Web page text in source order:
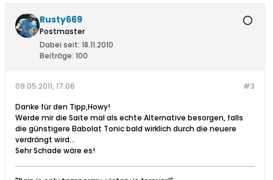
Rusty669
Postmaster
Dabei seit: 18.11.2010
Beiträge: 100
#3
09.05.2011, 17:06
Danke für den Tipp,Howy!
Werde mir die Saite mal als echte Alternative besorgen, falls
die günstigere Babolat Tonic bald wirklich durch die neuere
verdrängt wird...
Sehr Schade wäre es!